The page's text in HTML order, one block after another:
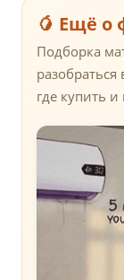
🥭 Ещё о
Подборка
где купить